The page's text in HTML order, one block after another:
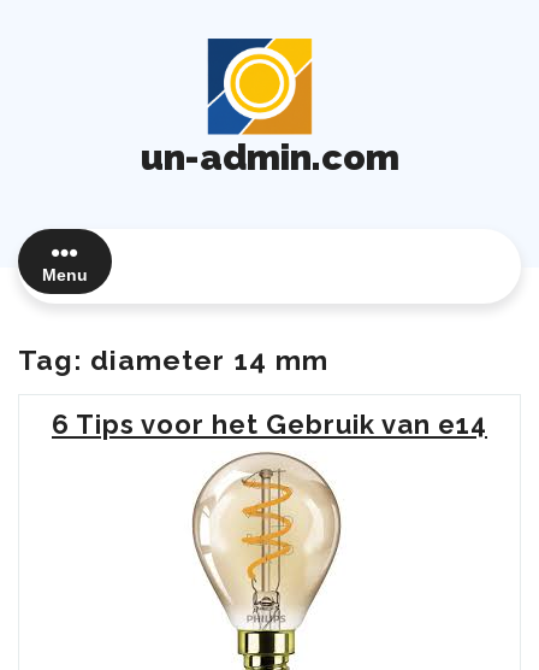
un-admin.com
Menu
Tag: diameter 14 mm
6 Tips voor het Gebruik van e14